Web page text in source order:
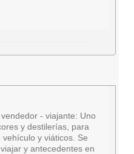
vendedor - viajante: Uno
y destilerías, para
y viáticos. Se
y antecedentes en